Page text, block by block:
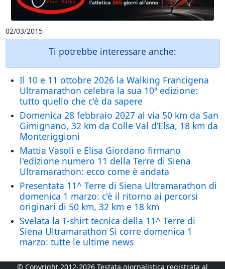
02/03/2015
Ti potrebbe interessare anche:
Il 10 e 11 ottobre 2026 la Walking Francigena
Ultramarathon celebra la sua 10ª edizione:
tutto quello che c'è da sapere
Domenica 28 febbraio 2027 al via 50 km da San
Gimignano, 32 km da Colle Val d’Elsa, 18 km da
Monteriggioni
Mattia Vasoli e Elisa Giordano firmano
l'edizione numero 11 della Terre di Siena
Ultramarathon: ecco come è andata
Presentata 11^ Terre di Siena Ultramarathon di
domenica 1 marzo: c'è il ritorno ai percorsi
originari di 50 km, 32 km e 18 km
Svelata la T-shirt tecnica della 11^ Terre di
Siena Ultramarathon Si corre domenica 1
marzo: tutte le ultime news
© Copyright 2012-2026 Testata giornalistica registrata al